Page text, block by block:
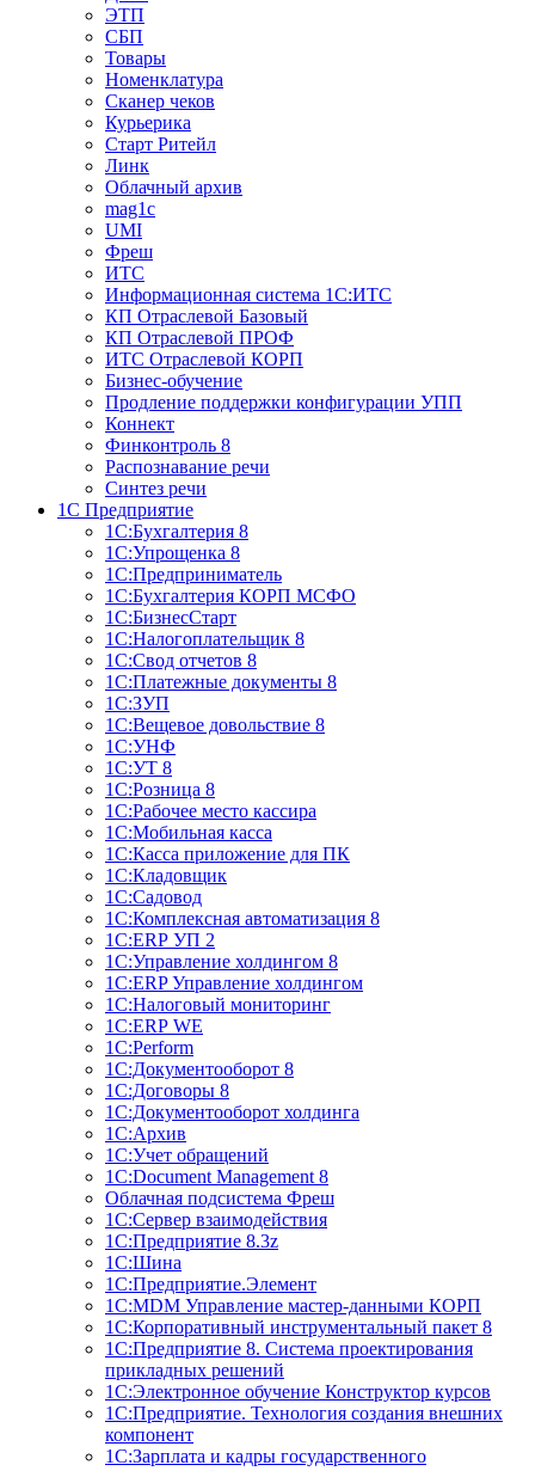
ЭТП
СБП
Товары
Номенклатура
Сканер чеков
Курьерика
Старт Ритейл
Линк
Облачный архив
mag1c
UMI
Фреш
ИТС
Информационная система 1С:ИТС
КП Отраслевой Базовый
КП Отраслевой ПРОФ
ИТС Отраслевой КОРП
Бизнес-обучение
Продление поддержки конфигурации УПП
Коннект
Финконтроль 8
Распознавание речи
Синтез речи
1С Предприятие
1С:Бухгалтерия 8
1С:Упрощенка 8
1С:Предприниматель
1С:Бухгалтерия КОРП МСФО
1С:БизнесСтарт
1С:Налогоплательщик 8
1С:Свод отчетов 8
1С:Платежные документы 8
1С:ЗУП
1С:Вещевое довольствие 8
1С:УНФ
1С:УТ 8
1С:Розница 8
1С:Рабочее место кассира
1С:Мобильная касса
1С:Касса приложение для ПК
1С:Кладовщик
1С:Садовод
1С:Комплексная автоматизация 8
1С:ERP УП 2
1С:Управление холдингом 8
1С:ERP Управление холдингом
1С:Налоговый мониторинг
1С:ERP WE
1С:Perform
1С:Документооборот 8
1С:Договоры 8
1С:Документооборот холдинга
1С:Архив
1С:Учет обращений
1С:Document Management 8
Облачная подсистема Фреш
1С:Сервер взаимодействия
1С:Предприятие 8.3z
1С:Шина
1С:Предприятие.Элемент
1С:MDM Управление мастер-данными КОРП
1С:Корпоративный инструментальный пакет 8
1С:Предприятие 8. Система проектирования
прикладных решений
1С:Электронное обучение Конструктор курсов
1С:Предприятие. Технология создания внешних
компонент
1С:Зарплата и кадры государственного